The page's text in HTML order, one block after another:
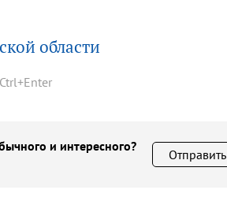
области
Ctrl+Enter
и интересного?
Отправить